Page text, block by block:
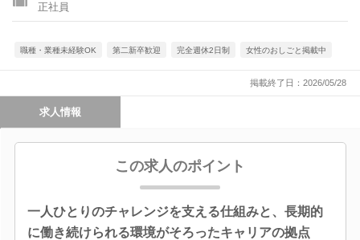
正社員
職種・業種未経験OK 第二新卒歓迎 完全週休2日制 女性のおしごと掲載中
掲載終了日：2026/05/28
求人情報
この求人のポイント
一人ひとりのチャレンジを支える仕組みと、長期的
に働き続けられる環境がそろったキャリアの拠点